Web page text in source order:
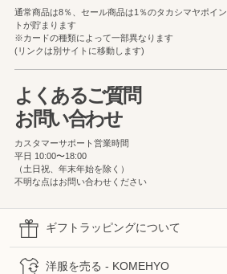
通常商品は8％、セール商品は1％のタカシマヤポイン
トが貯まります
※カードの種類によって一部異なります
(リンクは別サイトに移動します)
よくあるご質問
お問い合わせ
カスタマーサポート営業時間
平日 10:00〜18:00
（土日祝、年末年始を除く）
不明な点はお問い合わせください
ギフトラッピングについて
洋服を売る - KOMEHYO